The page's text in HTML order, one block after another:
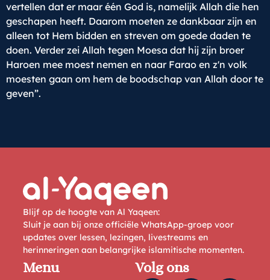
vertellen dat er maar één God is, namelijk Allah die hen
geschapen heeft. Daarom moeten ze dankbaar zijn en
alleen tot Hem bidden en streven om goede daden te
doen. Verder zei Allah tegen Moesa dat hij zijn broer
Haroen mee moest nemen en naar Farao en z'n volk
moesten gaan om hem de boodschap van Allah door te
geven”.
Blijf op de hoogte van Al Yaqeen:
Sluit je aan bij onze officiële WhatsApp-groep voor
updates over lessen, lezingen, livestreams en
herinneringen aan belangrijke islamitische momenten.
Menu Volg ons